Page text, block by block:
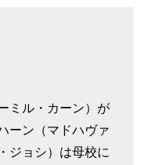
ミル・カーン）が
ーン（マドハヴァ
ジョシ）は母校に